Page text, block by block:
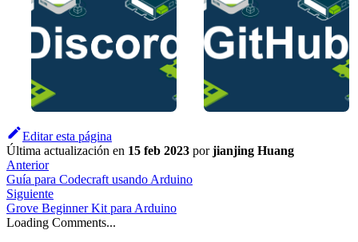
Editar esta página
Última actualización en 15 feb 2023 porjianjing Huang
Anterior
Guía para Codecraft usando Arduino
Siguiente
Grove Beginner Kit para Arduino
Loading Comments...